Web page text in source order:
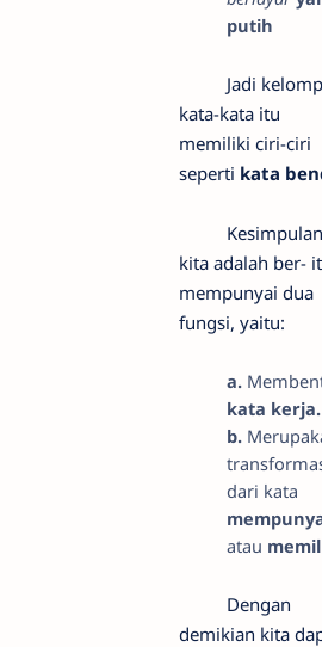
putih
Jadi
kata-kata itu
memiliki ciri-ciri
seperti kata
Kesimpulan
kita adalah ber-
mempunyai dua
fungsi, yaitu:
a.
kata kerja.
b.
dari kata
atau
Dengan
demikian kita